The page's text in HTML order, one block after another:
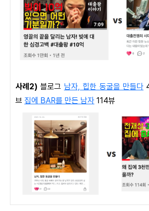
사례2)블로그 남자, 힙한 동굴을 만들다
브 집에 BAR를 만든 남자 114뷰